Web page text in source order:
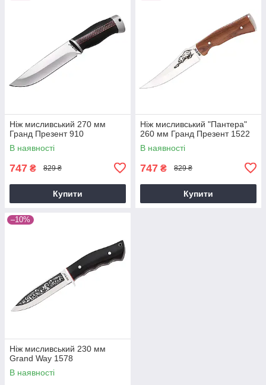
Ніж мисливський 270 мм
Гранд Презент 910
В наявності
747 ₴ 829 ₴
Купити
Ніж мисливський "Пантера"
260 мм Гранд Презент 1522
В наявності
747 ₴ 829 ₴
Купити
–10%
Ніж мисливський 230 мм
Grand Way 1578
В наявності